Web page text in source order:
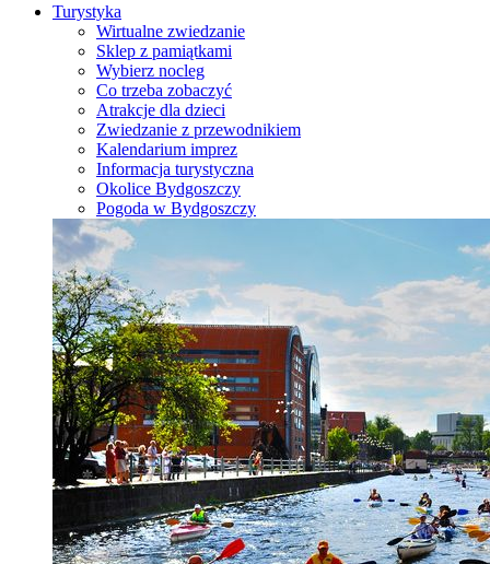
Turystyka
Wirtualne zwiedzanie
Sklep z pamiątkami
Wybierz nocleg
Co trzeba zobaczyć
Atrakcje dla dzieci
Zwiedzanie z przewodnikiem
Kalendarium imprez
Informacja turystyczna
Okolice Bydgoszczy
Pogoda w Bydgoszczy